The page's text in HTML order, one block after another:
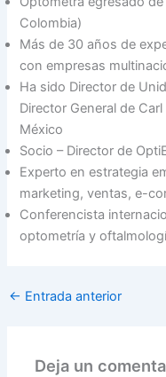
Colombia)
Más de 30 años de
con empresas
Ha sido Director de
Director General de
México
Socio – Director de
Experto en estrategia
marketing, ventas, e-
Conferencista
optometría y
← Entrada anterior
Deja un